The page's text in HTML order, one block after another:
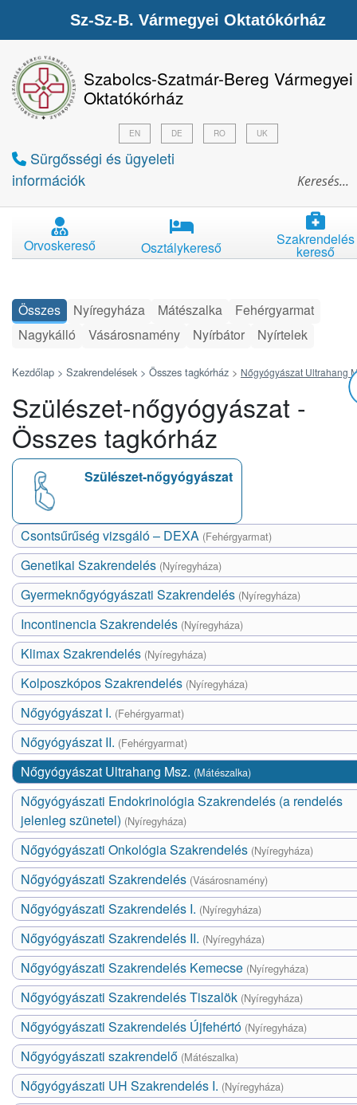
Szabolcs-Szatmár-Bereg Vármegyei
Oktatókórház
Sürgősségi és ügyeleti
információk
EN DE RO UK
Orvoskereső Osztálykereső Szakrendelés
kereső
Összes Nyíregyháza Mátészalka
Fehérgyarmat
Nagykálló
Vásárosnamény Nyírbátor Nyírtelek
Kezdőlap > Szakrendelések > Összes tagkórház > Nőgyógyászat Ultrahang
Szülészet-nőgyógyászat -
Összes tagkórház
Szülészet-nőgyógyászat
Csontsűrűség vizsgáló – DEXA (Fehérgyarmat)
Genetikai Szakrendelés (Nyíregyháza)
Gyermeknőgyógyászati Szakrendelés (Nyíregyháza)
Incontinencia Szakrendelés (Nyíregyháza)
Klimax Szakrendelés (Nyíregyháza)
Kolposzkópos Szakrendelés (Nyíregyháza)
Nőgyógyászat I. (Fehérgyarmat)
Nőgyógyászat II. (Fehérgyarmat)
Nőgyógyászat Ultrahang Msz. (Mátészalka)
Nőgyógyászati Endokrinológia Szakrendelés (a rendelés
jelenleg szünetel) (Nyíregyháza)
Nőgyógyászati Onkológia Szakrendelés (Nyíregyháza)
Nőgyógyászati Szakrendelés (Vásárosnamény)
Nőgyógyászati Szakrendelés I. (Nyíregyháza)
Nőgyógyászati Szakrendelés II. (Nyíregyháza)
Nőgyógyászati Szakrendelés Kemecse (Nyíregyháza)
Nőgyógyászati Szakrendelés Tiszalök (Nyíregyháza)
Nőgyógyászati Szakrendelés Újfehértó (Nyíregyháza)
Nőgyógyászati szakrendelő (Mátészalka)
Nőgyógyászati UH Szakrendelés I. (Nyíregyháza)
Sz-Sz-B. Vármegyei Oktatókórház